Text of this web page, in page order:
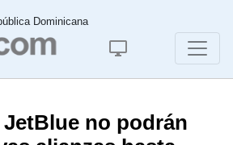
Dominicana
no podrán